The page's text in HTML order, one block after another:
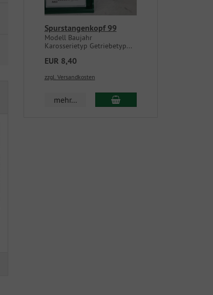
Spurstangenkopf 99
Modell Baujahr
Karosserietyp Getriebetyp...
EUR 8,40
zzgl. Versandkosten
mehr...